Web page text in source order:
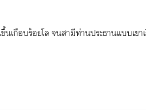
เกือบร้อยโล จนสามีท่านประธานแบบเขา